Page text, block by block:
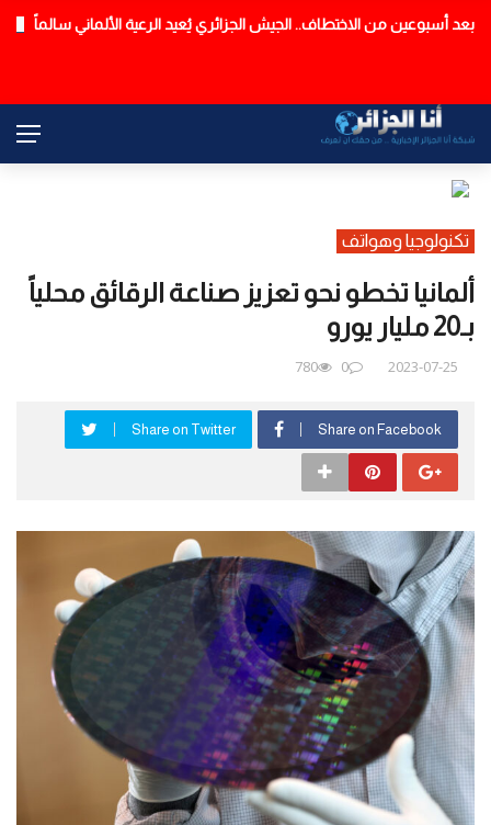
عاجل
لن يكون يوم 6 سبتمبر… تعديل رزنامة الدخول المدرسي
تكنولوجيا وهواتف
ألمانيا تخطو نحو تعزيز صناعة الرقائق محلياً
بـ20 مليار يورو
2023-07-25
0
780
Share on Facebook
Share on Twitter